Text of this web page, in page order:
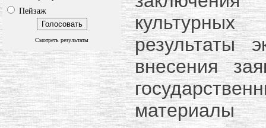
Пейзаж
Смотреть результаты
результаты
внесения